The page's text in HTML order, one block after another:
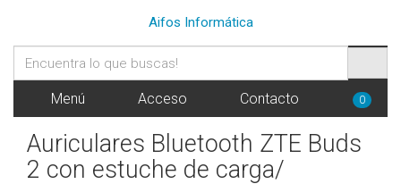
Aifos Informática
Menú Acceso Contacto 0
Auriculares Bluetooth ZTE Buds
2 con estuche de carga/